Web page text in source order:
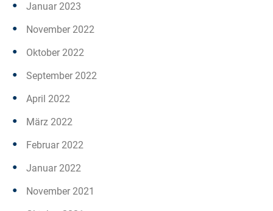
Januar 2023
November 2022
Oktober 2022
September 2022
April 2022
März 2022
Februar 2022
Januar 2022
November 2021